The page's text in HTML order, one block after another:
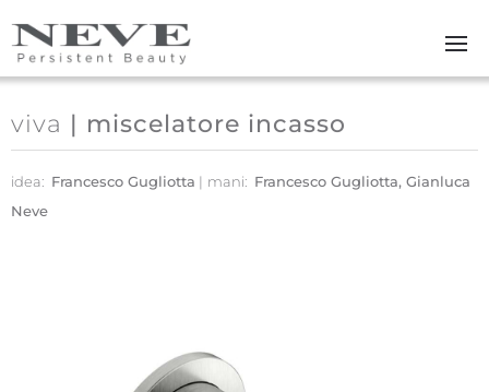
Skip to main content
viva | miscelatore incasso
idea: Francesco Gugliotta mani: Francesco Gugliotta, Gianluca
Neve